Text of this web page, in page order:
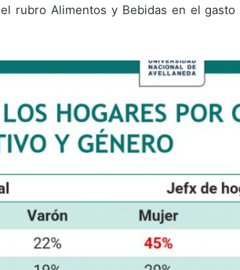
rubro Alimentos y Bebidas en el